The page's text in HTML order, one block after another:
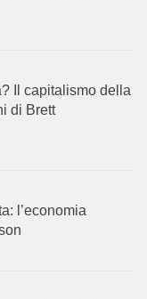
Il capitalismo della
di Brett
l’economia